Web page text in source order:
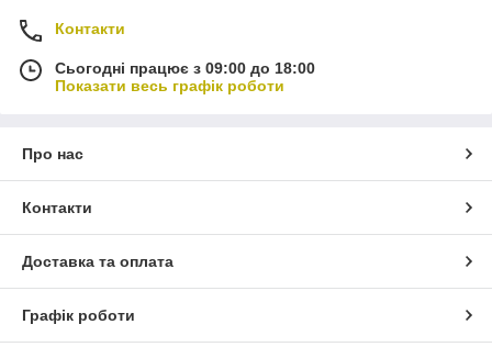
Контакти
Сьогодні працює з 09:00 до 18:00
Показати весь графік роботи
Про нас
Контакти
Доставка та оплата
Графік роботи